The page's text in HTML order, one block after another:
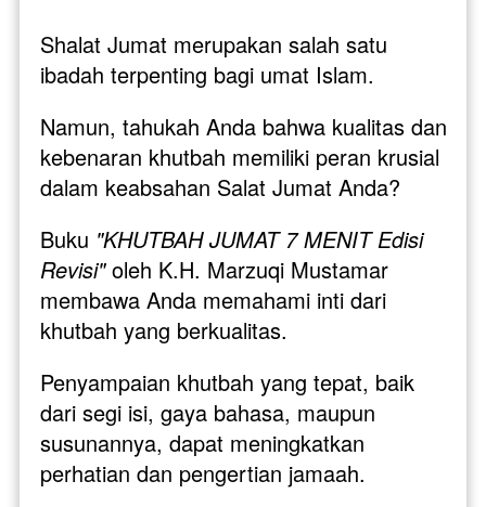
Shalat Jumat merupakan salah satu
ibadah terpenting bagi umat Islam.
Namun, tahukah Anda bahwa kualitas dan
kebenaran khutbah memiliki peran krusial
dalam keabsahan Salat Jumat Anda?
Buku "KHUTBAH JUMAT 7 MENIT Edisi
Revisi" oleh K.H. Marzuqi Mustamar
membawa Anda memahami inti dari
khutbah yang berkualitas.
Penyampaian khutbah yang tepat, baik
dari segi isi, gaya bahasa, maupun
susunannya, dapat meningkatkan
perhatian dan pengertian jamaah.